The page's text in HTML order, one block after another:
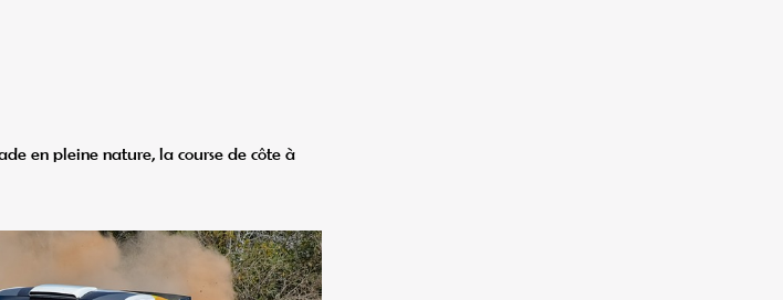
en pleine nature, la course de côte à